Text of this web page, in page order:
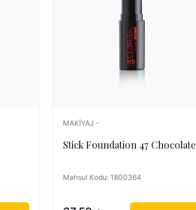
MAKIYAJ -
Stick Foundation 47 Chocolate
Məhsul Kodu: 1800364